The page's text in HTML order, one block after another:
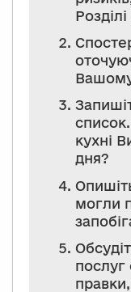
Розділі
кухні
дня?
могли
послуг